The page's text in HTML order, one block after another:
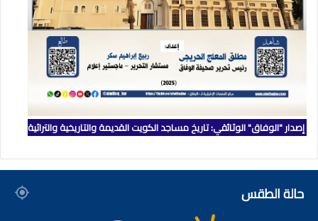
إصدار "الوفاق" الوثائقي: تاريخ مساجد الكويت القديمة والتاريخية والتراثية
حالة الطقس